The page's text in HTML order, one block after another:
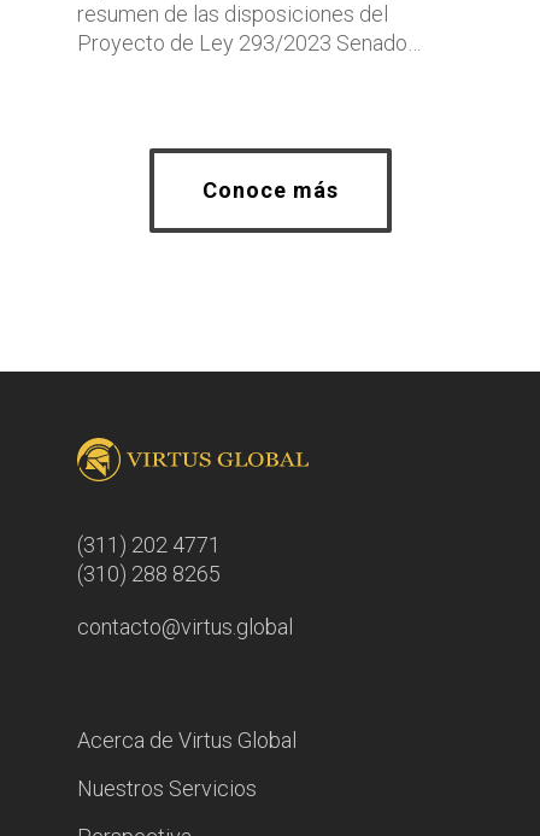
resumen de las disposiciones del
Proyecto de Ley 293/2023 Senado…
Conoce más
(311) 202 4771
(310) 288 8265
contacto@virtus.global
Acerca de Virtus Global
Nuestros Servicios